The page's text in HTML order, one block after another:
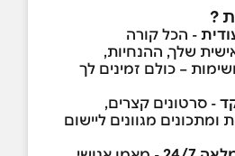
?
- הכל קורה
שלך, ההנחיות,
– כולם זמינים לך
- סרטונים קצרים,
ומתכונים מגוונים ליישום